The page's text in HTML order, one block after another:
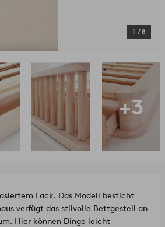
1 /8
+3
Lack. Das Modell besticht
verfügt das stilvolle Bettgestell an
Hier können Dinge leicht